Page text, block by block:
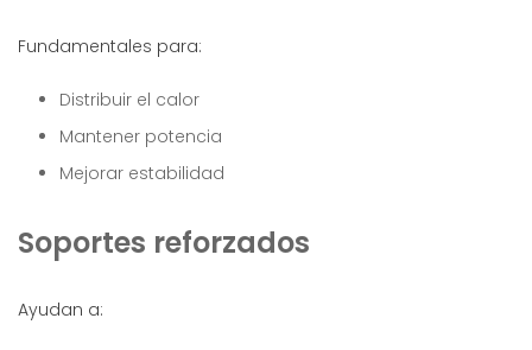
Fundamentales para:
Distribuir el calor
Mantener potencia
Mejorar estabilidad
Soportes reforzados
Ayudan a: